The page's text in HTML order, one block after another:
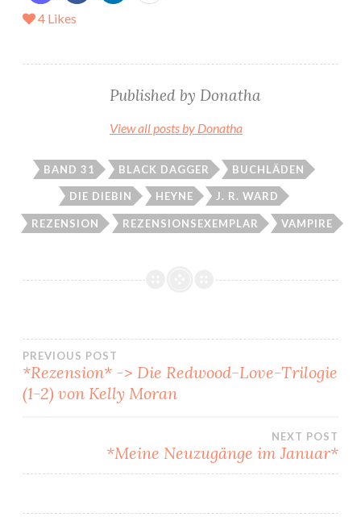
4 Likes
Published by Donatha
View all posts by Donatha
BAND 31 BLACK DAGGER BUCHLÄDEN
DIE DIEBIN HEYNE J. R. WARD
REZENSION REZENSIONSEXEMPLAR VAMPIRE
Beitragsnavigation
PREVIOUS POST
*Rezension* -> Die Redwood-Love-Trilogie
(1-2) von Kelly Moran
NEXT POST
*Meine Neuzugänge im Januar*